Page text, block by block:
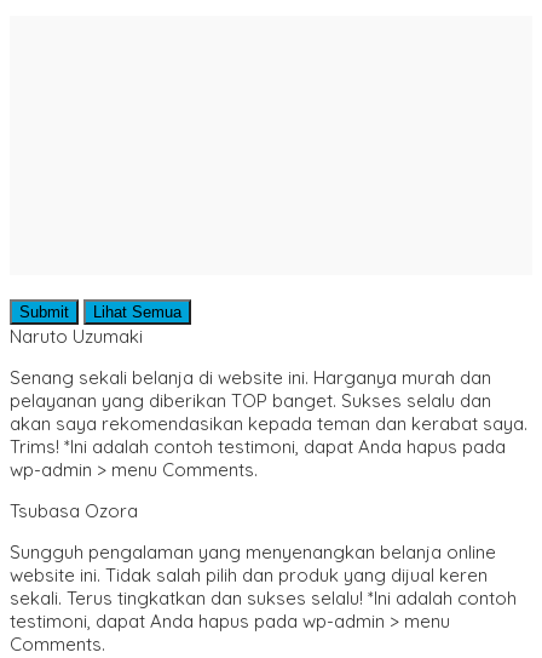
Submit Lihat Semua
Naruto Uzumaki
Senang sekali belanja di website ini. Harganya murah dan
pelayanan yang diberikan TOP banget. Sukses selalu dan
akan saya rekomendasikan kepada teman dan kerabat saya.
Trims! *Ini adalah contoh testimoni, dapat Anda hapus pada
wp-admin > menu Comments.
Tsubasa Ozora
Sungguh pengalaman yang menyenangkan belanja online
website ini. Tidak salah pilih dan produk yang dijual keren
sekali. Terus tingkatkan dan sukses selalu! *Ini adalah contoh
testimoni, dapat Anda hapus pada wp-admin > menu
Comments.